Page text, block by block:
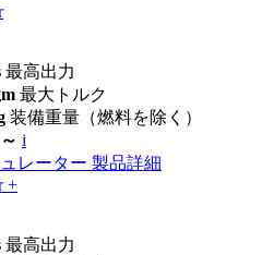
最高出力
最大トルク
装備重量（燃料を除く）
i
レーター 製品詳細
+
最高出力